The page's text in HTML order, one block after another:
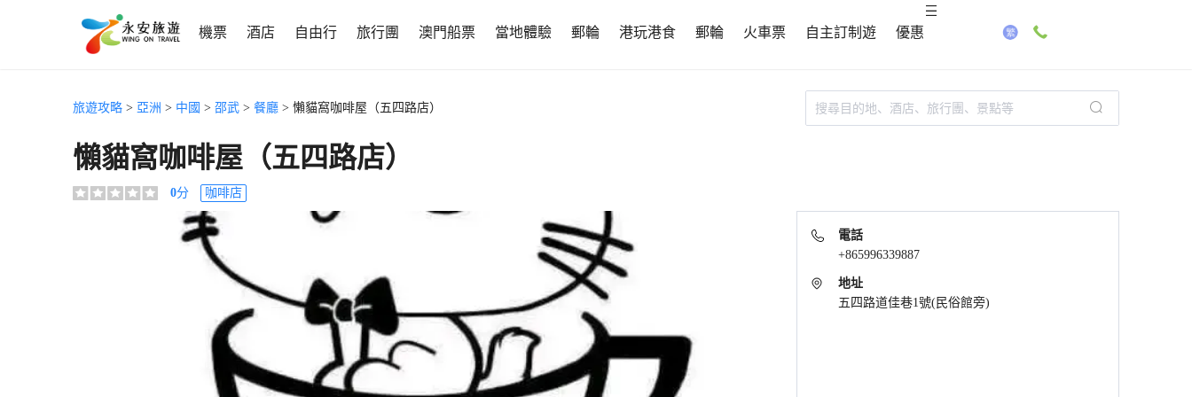
機票 酒店 自由行 旅行團 澳門船票 當地體驗 郵輪 港玩港食 郵輪 火車票 自主訂制遊 優惠
旅遊攻略 > 亞洲 > 中國 > 邵武 > 餐廳 > 懶貓窩咖啡屋（五四路店）
懶貓窩咖啡屋（五四路店）
0分 咖啡店
電話
+865996339887
地址
五四路道佳巷1號(民俗館旁)